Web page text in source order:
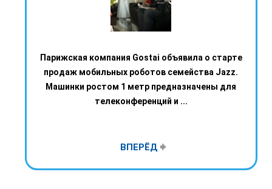
Парижская компания Gostai объявила о старте
продаж мобильных роботов семейства Jazz.
Машинки ростом 1 метр предназначены для
телеконференций и ...
ВПЕРЁД